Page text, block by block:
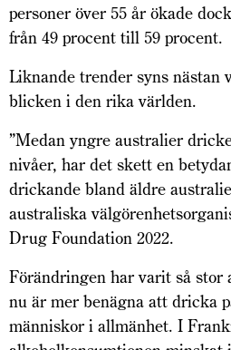
personer över 55 år ökade
från 49 procent till 59 procent.
Liknande trender syns nästan
blicken i den rika världen.
”Medan yngre australier
nivåer, har det skett en
drickande bland äldre
australiska
Drug Foundation 2022.
Förändringen har varit så stor
nu är mer benägna att dricka
människor i allmänhet. I